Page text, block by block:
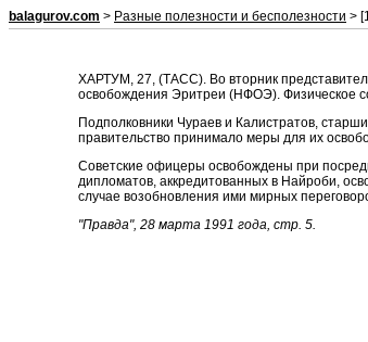
balagurov.com > Разные полезности и бесполезности >
ХАРТУМ, 27, (ТАСС). Во вторник
освобождения Эритреи (НФОЭ). Физическое
Подполковники Чураев и Калистратов,
правительство принимало меры для их
Советские офицеры освобождены при
дипломатов, аккредитованных в Найроби,
случае возобновления ими мирных
"Правда", 28 марта 1991 года, стр. 5.